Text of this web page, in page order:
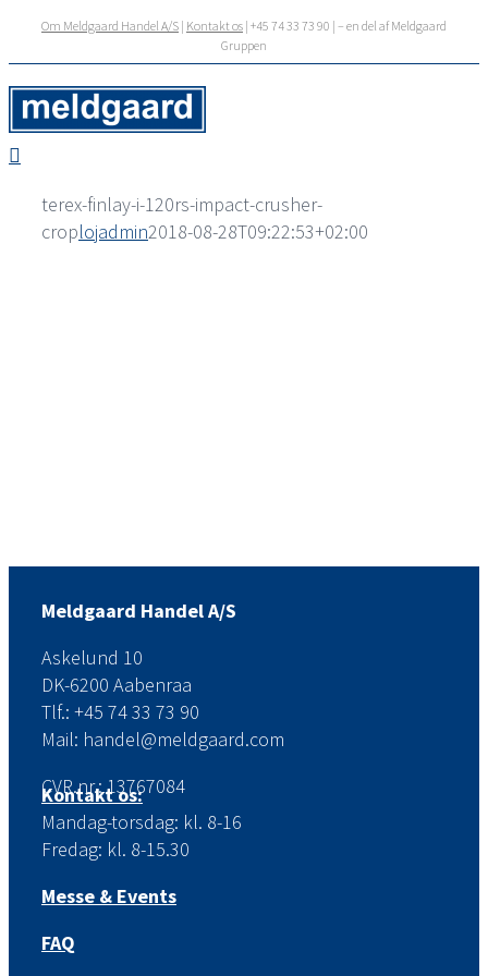
Om Meldgaard Handel A/S | Kontakt os | +45 74 33 73 90 | – en del af Meldgaard
Gruppen
terex-finlay-i-120rs-impact-crusher-
croplojadmin2018-08-28T09:22:53+02:00
Meldgaard Handel A/S
Askelund 10
DK-6200 Aabenraa
Tlf.: +45 74 33 73 90
Mail: handel@meldgaard.com
CVR.nr.: 13767084
Kontakt os:
Mandag-torsdag: kl. 8-16
Fredag: kl. 8-15.30
Messe & Events
FAQ